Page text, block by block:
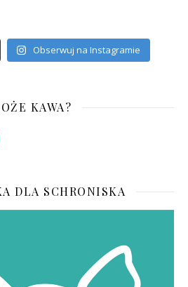
Obserwuj na Instagramie
KAWA?
DLA SCHRONISKA